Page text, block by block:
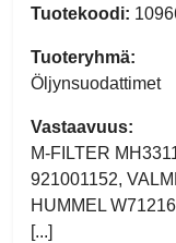
Tuotekoodi:
Tuoteryhmä:
Öljynsuodattimet
Vastaavuus:
M-FILTER
921001152,
HUMMEL
[...]